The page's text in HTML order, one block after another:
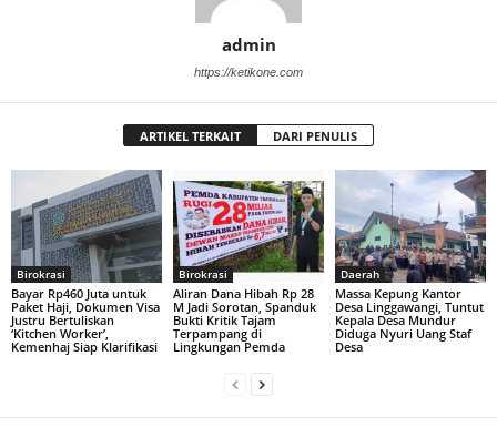
admin
https://ketikone.com
ARTIKEL TERKAIT DARI PENULIS
Birokrasi
Bayar Rp460 Juta untuk
Paket Haji, Dokumen Visa
Justru Bertuliskan
‘Kitchen Worker’,
Kemenhaj Siap Klarifikasi
Birokrasi
Aliran Dana Hibah Rp 28
M Jadi Sorotan, Spanduk
Bukti Kritik Tajam
Terpampang di
Lingkungan Pemda
Daerah
Massa Kepung Kantor
Desa Linggawangi, Tuntut
Kepala Desa Mundur
Diduga Nyuri Uang Staf
Desa